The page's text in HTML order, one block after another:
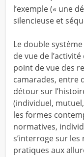
l’exemple (« une
silencieuse et
Le double
de vue de
point de vue des
camarades, entre
détour sur
(individuel,
les formes
normatives,
s’interroge sur
pratiques aux